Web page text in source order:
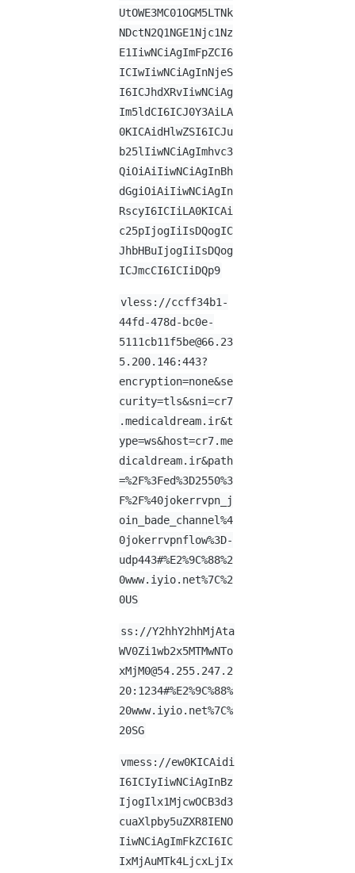
UtOWE3MC01OGM5LTNk
NDctN2Q1NGE1Njc1Nz
E1IiwNCiAgImFpZCI6
ICIwIiwNCiAgInNjeS
I6ICJhdXRvIiwNCiAg
Im5ldCI6ICJ0Y3AiLA
0KICAidHlwZSI6ICJu
b25lIiwNCiAgImhvc3
QiOiAiIiwNCiAgInBh
dGgiOiAiIiwNCiAgIn
RscyI6ICIiLA0KICAi
c25pIjogIiIsDQogIC
JhbHBuIjogIiIsDQog
ICJmcCI6ICIiDQp9
vless://ccff34b1-
44fd-478d-bc0e-
5111cb11f5be@66.23
5.200.146:443?
encryption=none&se
curity=tls&sni=cr7
.medicaldream.ir&t
ype=ws&host=cr7.me
dicaldream.ir&path
=%2F%3Fed%3D2550%3
F%2F%40jokerrvpn_j
oin_bade_channel%4
0jokerrvpnflow%3D-
udp443#%E2%9C%88%2
0www.iyio.net%7C%2
0US
ss://Y2hhY2hhMjAta
WV0Zi1wb2x5MTMwNTo
xMjM0@54.255.247.2
20:1234#%E2%9C%88%
20www.iyio.net%7C%
20SG
vmess://ew0KICAidi
I6ICIyIiwNCiAgInBz
IjogIlx1MjcwOCB3d3
cuaXlpby5uZXR8IENO
IiwNCiAgImFkZCI6IC
IxMjAuMTk4LjcxLjIx